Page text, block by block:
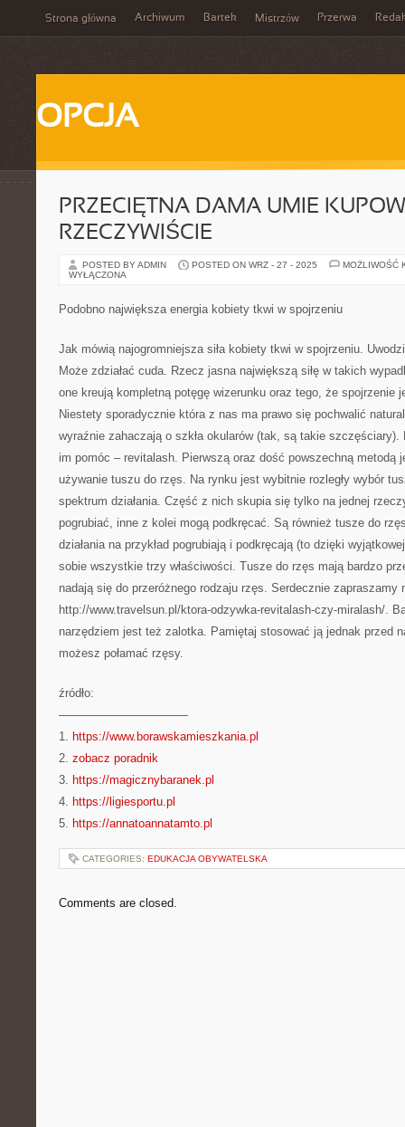
Strona główna Archiwum Bartek Mistrzów Przerwa
OPCJA
PRZECIĘTNA DAMA UMIE
RZECZYWIŚCIE
POSTED BY ADMIN POSTED ON WRZ - 27 - 2025
MOŻLIWOŚĆ
WYŁĄCZONA
Podobno największa energia kobiety tkwi w spojrzeniu
Jak mówią najogromniejsza siła kobiety tkwi w spojrzeniu.
Może zdziałać cuda. Rzecz jasna największą siłę w takich
one kreują kompletną potęgę wizerunku oraz tego, że spojrzenie
Niestety sporadycznie która z nas ma prawo się pochwalić
wyraźnie zahaczają o szkła okularów (tak, są takie szczęściary).
im pomóc – revitalash. Pierwszą oraz dość powszechną metodą
używanie tuszu do rzęs. Na rynku jest wybitnie rozległy wybór
spektrum działania. Część z nich skupia się tylko na jednej
pogrubiać, inne z kolei mogą podkręcać. Są również tusze do
działania na przykład pogrubiają i podkręcają (to dzięki
sobie wszystkie trzy właściwości. Tusze do rzęs mają bardzo
nadają się do przeróżnego rodzaju rzęs. Serdecznie zapraszamy
http://www.travelsun.pl/ktora-odzywka-revitalash-czy-miralash/.
narzędziem jest też zalotka. Pamiętaj stosować ją jednak przed
możesz połamać rzęsy.
źródło:
———————————
1. https://www.borawskamieszkania.pl
2. zobacz poradnik
3. https://magicznybaranek.pl
4. https://ligiesportu.pl
5. https://annatoannatamto.pl
CATEGORIES: EDUKACJA OBYWATELSKA
Comments are closed.